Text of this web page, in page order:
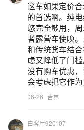
这车如果定价
的首选啊。纯
悠完全够用，
者露营车使唤
和传统货车结
虑又降低了门
没有购车优惠
会考虑把它作为
06-26 吉林
白客厅920107